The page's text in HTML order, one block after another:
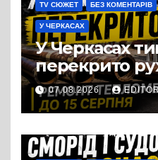
TV СЮЖЕТ БЕЗ КОМЕНТАРІВ
У ЧЕРКАСАХ
У Черкасах
перекрито
Хрещатик на
ремонт
07.08.2026